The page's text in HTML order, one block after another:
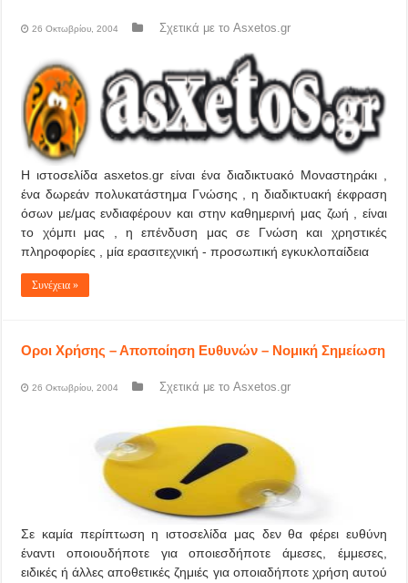
26 Οκτωβρίου, 2004 Σχετικά με το Asxetos.gr
Η ιστοσελίδα asxetos.gr είναι ένα διαδικτυακό Μοναστηράκι ,
ένα δωρεάν πολυκατάστημα Γνώσης , η διαδικτυακή έκφραση
όσων με/μας ενδιαφέρουν και στην καθημερινή μας ζωή , είναι
το χόμπι μας , η επένδυση μας σε Γνώση και χρηστικές
πληροφορίες , μία ερασιτεχνική - προσωπική εγκυκλοπαίδεια
Συνέχεια »
Οροι Χρήσης – Αποποίηση Ευθυνών – Νομική Σημείωση
26 Οκτωβρίου, 2004 Σχετικά με το Asxetos.gr
Σε καμία περίπτωση η ιστοσελίδα μας δεν θα φέρει ευθύνη
έναντι οποιουδήποτε για οποιεσδήποτε άμεσες, έμμεσες,
ειδικές ή άλλες αποθετικές ζημιές για οποιαδήποτε χρήση αυτού